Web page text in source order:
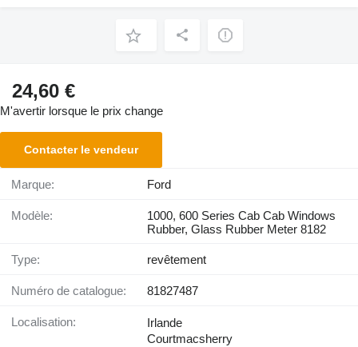
24,60 €
M'avertir lorsque le prix change
Contacter le vendeur
Marque: Ford
Modèle:
1000, 600 Series Cab Cab Windows
Rubber, Glass Rubber Meter 8182
Type: revêtement
Numéro de catalogue: 81827487
Localisation:
Irlande
Courtmacsherry